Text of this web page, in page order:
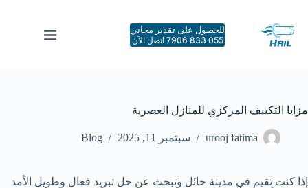
المحتوى
للحصول على تقدير مجاني
055 833 7906 اتصل الآن
مزايا التكييف المركزي للمنازل العصرية
urooj fatima سبتمبر 11, 2025 Blog
إذا كنت تقيم في مدينة حائل وتبحث عن حل تبريد فعال وطويل الأمد